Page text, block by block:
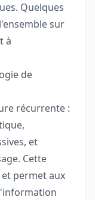
Quelques
sur
à
de
récurrente :
et
Cette
permet aux